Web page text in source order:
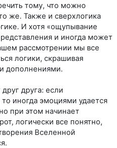
тому, что можно
же. Также и сверхлогика
И хотя «ощупывание
и иногда может
рассмотрении мы все
логики, скрашивая
дополнениями.
друга: если
иногда эмоциями удается
при этом начинает
логически все понятно,
Вселенной